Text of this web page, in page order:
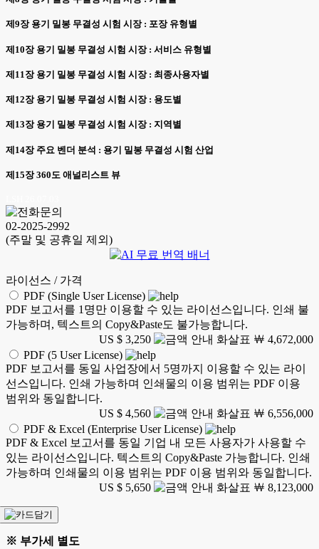
제9장 용기 밀봉 무결성 시험 시장 : 포장 유형별
제10장 용기 밀봉 무결성 시험 시장 : 서비스 유형별
제11장 용기 밀봉 무결성 시험 시장 : 최종사용자별
제12장 용기 밀봉 무결성 시험 시장 : 용도별
제13장 용기 밀봉 무결성 시험 시장 : 지역별
제14장 주요 벤더 분석 : 용기 밀봉 무결성 시험 산업
제15장 360도 애널리스트 뷰
02-2025-2992
(주말 및 공휴일 제외)
라이선스 / 가격
PDF (Single User License)
PDF 보고서를 1명만 이용할 수 있는 라이선스입니다. 인쇄 불
가능하며, 텍스트의 Copy&Paste도 불가능합니다.
US $ 3,250
￦ 4,672,000
PDF (5 User License)
PDF 보고서를 동일 사업장에서 5명까지 이용할 수 있는 라이
선스입니다. 인쇄 가능하며 인쇄물의 이용 범위는 PDF 이용
범위와 동일합니다.
US $ 4,560
￦ 6,556,000
PDF & Excel (Enterprise User License)
PDF & Excel 보고서를 동일 기업 내 모든 사용자가 사용할 수
있는 라이선스입니다. 텍스트의 Copy&Paste 가능합니다. 인쇄
가능하며 인쇄물의 이용 범위는 PDF 이용 범위와 동일합니다.
US $ 5,650
￦ 8,123,000
※ 부가세 별도